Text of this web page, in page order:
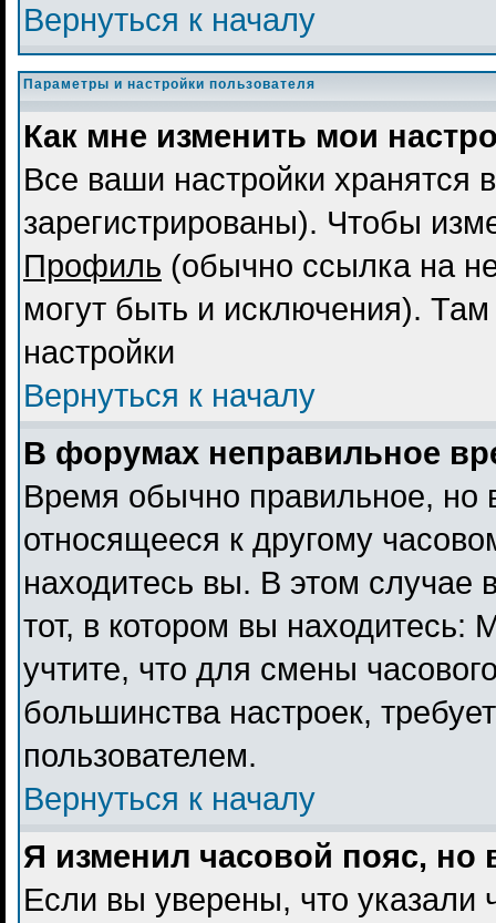
Вернуться к началу
Параметры и настройки пользователя
Как мне изменить мои
Все ваши настройки хранятся
зарегистрированы). Чтобы
Профиль (обычно ссылка на
могут быть и исключения).
настройки
Вернуться к началу
В форумах неправильное
Время обычно правильное, но
относящееся к другому
находитесь вы. В этом случае
тот, в котором вы находитесь:
учтите, что для смены
большинства настроек,
пользователем.
Вернуться к началу
Я изменил часовой пояс, но
Если вы уверены, что указали